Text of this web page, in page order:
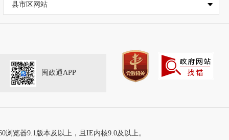
县市区网站
闽政通APP
览器9.1版本及以上，且IE内核9.0及以上。